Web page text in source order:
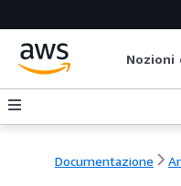
Nozioni
Documentazione